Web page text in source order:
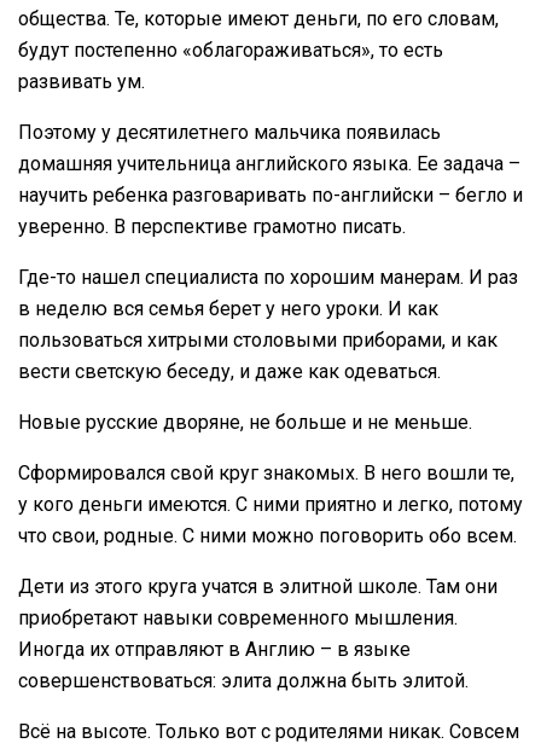
общества. Те, которые имеют деньги, по его словам,
будут постепенно «облагораживаться», то есть
развивать ум.
Поэтому у десятилетнего мальчика появилась
домашняя учительница английского языка. Ее задача –
научить ребенка разговаривать по-английски – бегло и
уверенно. В перспективе грамотно писать.
Где-то нашел специалиста по хорошим манерам. И раз
в неделю вся семья берет у него уроки. И как
пользоваться хитрыми столовыми приборами, и как
вести светскую беседу, и даже как одеваться.
Новые русские дворяне, не больше и не меньше.
Сформировался свой круг знакомых. В него вошли те,
у кого деньги имеются. С ними приятно и легко, потому
что свои, родные. С ними можно поговорить обо всем.
Дети из этого круга учатся в элитной школе. Там они
приобретают навыки современного мышления.
Иногда их отправляют в Англию – в языке
совершенствоваться: элита должна быть элитой.
Всё на высоте. Только вот с родителями никак. Совсем